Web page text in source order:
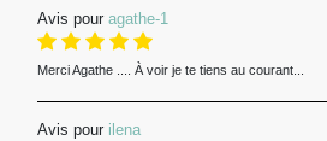
Avis pour agathe-1
Merci Agathe .... À voir je te tiens au courant...
Avis pour ilena